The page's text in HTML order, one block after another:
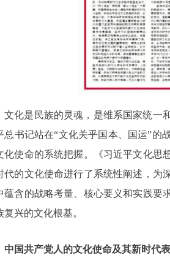
文化是民族的灵魂，是维系国家统一
总书记站在“文化关乎国本、国运”的
化使命的系统把握。《习近平文化思
代的文化使命进行了系统性阐述，为
蕴含的战略考量、核心要义和实践要
复兴的文化根基。
中国共产党人的文化使命及其新时代